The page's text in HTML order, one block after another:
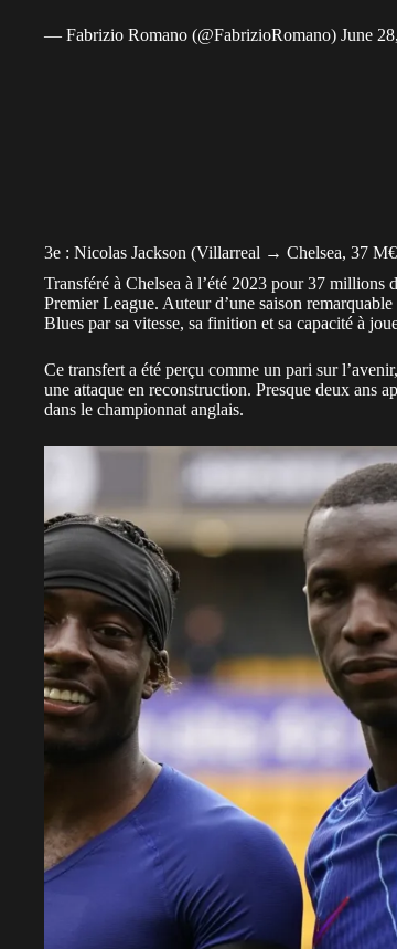
— Fabrizio Romano (@FabrizioRomano) June
3e : Nicolas Jackson (Villarreal → Chelsea, 37
Transféré à Chelsea à l’été 2023 pour 37 millions
Premier League. Auteur d’une saison
Blues par sa vitesse, sa finition et sa capacité à
Ce transfert a été perçu comme un pari sur
une attaque en reconstruction. Presque deux ans
dans le championnat anglais.